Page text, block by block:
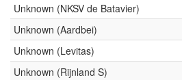
Unknown (NKSV de Batavier)
Unknown (Aardbei)
Unknown (Levitas)
Unknown (Rijnland S)